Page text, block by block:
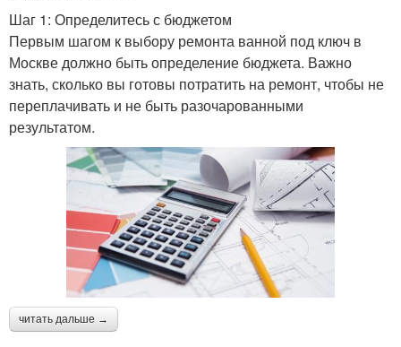
Шаг 1: Определитесь с бюджетом
Первым шагом к выбору ремонта ванной под ключ в
Москве должно быть определение бюджета. Важно
знать, сколько вы готовы потратить на ремонт, чтобы не
переплачивать и не быть разочарованными
результатом.
читать дальше →